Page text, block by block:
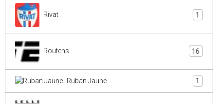
Rivat 1
Routens 16
Ruban Jaune 1